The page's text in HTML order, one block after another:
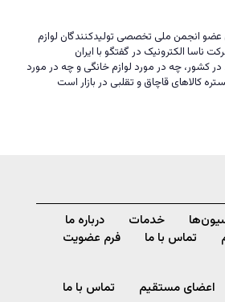
انجمن ملی تخصصی تولیدکنندگان لوازم
ناسا الکترونیک در گفتگو با ایران
در کشور، چه در مورد لوازم خانگی و چه در مورد
کالاهای قاچاق و تقلبی در بازار است
خدمات
درباره ما
تماس با ما فرم عضویت
اعضای مستقیم تماس با ما